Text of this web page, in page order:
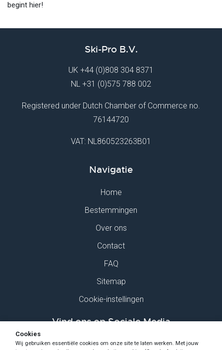
begint hier!
Ski-Pro B.V.
UK +44 (0)808 304 8371
NL +31 (0)575 788 002
Registered under Dutch Chamber of Commerce no.
76144720
VAT: NL860523263B01
Navigatie
Home
Bestemmingen
Over ons
Contact
FAQ
Sitemap
Cookie-instellingen
Vind ons op Sociale Media
Cookies
Wij gebruiken essentiële cookies om onze site te laten werken. Met jouw